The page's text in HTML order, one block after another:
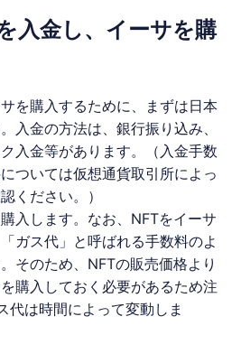
入金し、イーサを購
を購入するために、まずは日本
入金の方法は、銀行振り込み、
入金等があります。（入金手数
ついては仮想通貨取引所によっ
ください。）
入します。なお、 NFTをイーサ
ガス代」と呼ばれる手数料のよ
そのため、 NFTの販売価格より
購入しておく必要があるため注
代は時間によって変動しま